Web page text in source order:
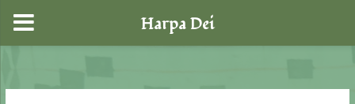
contenido
Harpa Dei